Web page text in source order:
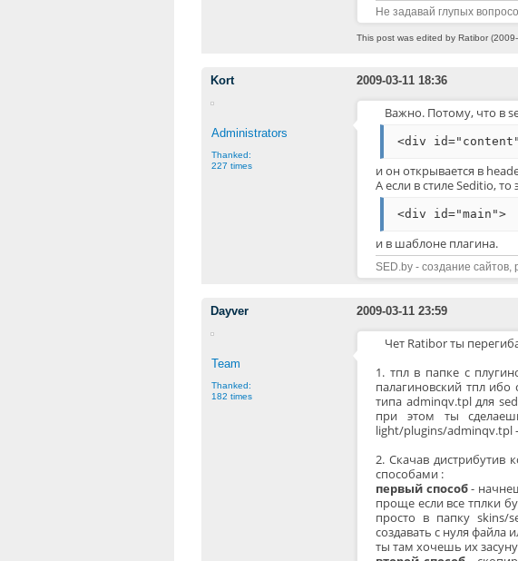
Не задавай глупых
This post was edited by Ratibor
Kort 2009-03-11 18:36
Administrators
Thanked:
227 times
Важно. Потому, что в
<div
и он открывается в
А если в стиле Seditio, то
<div id="main">
и в шаблоне плагина.
SED.by - создание сайтов,
Dayver 2009-03-11 23:59
Team
Thanked:
182 times
Чет Ratibor ты
1. тпл в папке с
палагиновский тпл
типа adminqv.tpl для
при этом ты
light/plugins/adminqv.tpl
2. Скачав дистрибутив
способами :
первый способ-
проще если все тплки
просто в папку skins/
создавать с нуля файла
ты там хочешь их